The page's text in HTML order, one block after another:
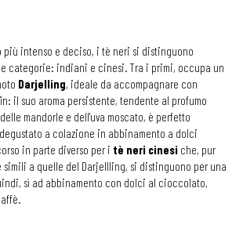
più intenso e deciso, i tè neri si distinguono
categorie: indiani e cinesi. Tra i primi, occupa un
Darjelling, ideale da accompagnare con
il suo aroma persistente, tendente al profumo
mandorle e dell'uva moscato, è perfetto
a colazione in abbinamento a dolci
in parte diverso per i tè neri cinesi che, pur
a quelle del Darjellling, si distinguono per una
sì ad abbinamento con dolci al cioccolato,